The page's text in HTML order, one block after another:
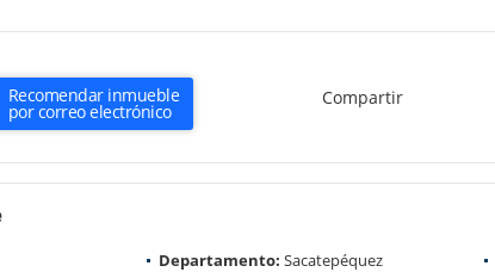
Recomendar inmueble
por correo electrónico
Compartir
Departamento: Sacatepéquez